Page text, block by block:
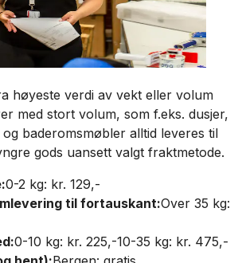
høyeste verdi av vekt eller volum
med stort volum, som f.eks. dusjer,
baderomsmøbler alltid leveres til
gods uansett valgt fraktmetode.
0-2 kg: kr. 129,-
til fortauskant:Over 35 kg:
0-10 kg: kr. 225,-10-35 kg: kr. 475,-